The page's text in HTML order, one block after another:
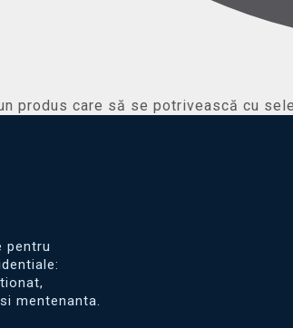
produs care să se potrivească cu
pentru
mentenanta.